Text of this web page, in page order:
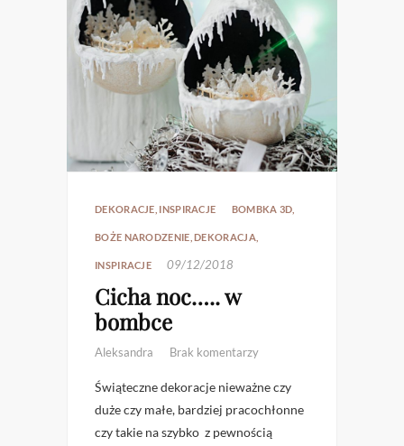
DEKORACJE INSPIRACJE BOMBKA 3D
BOŻE NARODZENIE ,DEKORACJA,
INSPIRACJE 09/12/2018
Cicha noc….. w
bombce
Aleksandra Brak komentarzy
Świąteczne dekoracje nieważne czy
duże czy małe, bardziej pracochłonne
czy takie na szybko z pewnością